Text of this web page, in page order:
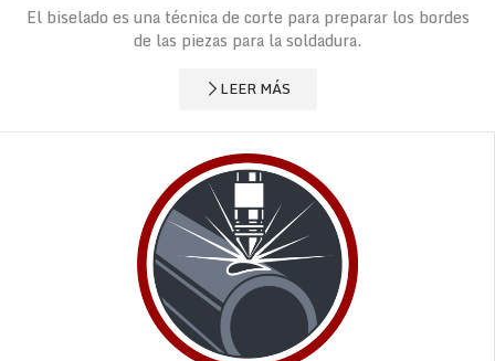
El biselado es una técnica de corte para preparar los bordes
de las piezas para la soldadura.
LEER MÁS